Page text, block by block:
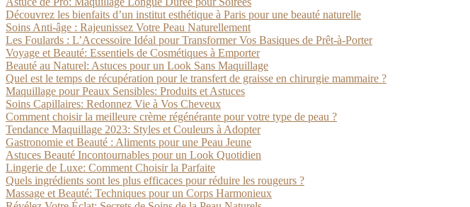
Découvrez les bienfaits d’un institut esthétique à Paris pour une beauté naturelle
Soins Anti-âge : Rajeunissez Votre Peau Naturellement
Les Foulards : L’Accessoire Idéal pour Transformer Vos Basiques de Prêt-à-Porter
Voyage et Beauté: Essentiels de Cosmétiques à Emporter
Beauté au Naturel: Astuces pour un Look Sans Maquillage
Quel est le temps de récupération pour le transfert de graisse en chirurgie mammaire ?
Maquillage pour Peaux Sensibles: Produits et Astuces
Soins Capillaires: Redonnez Vie à Vos Cheveux
Comment choisir la meilleure crème régénérante pour votre type de peau ?
Tendance Maquillage 2023: Styles et Couleurs à Adopter
Gastronomie et Beauté : Aliments pour une Peau Jeune
Astuces Beauté Incontournables pour un Look Quotidien
Lingerie de Luxe: Comment Choisir la Parfaite
Quels ingrédients sont les plus efficaces pour réduire les rougeurs ?
Massage et Beauté: Techniques pour un Corps Harmonieux